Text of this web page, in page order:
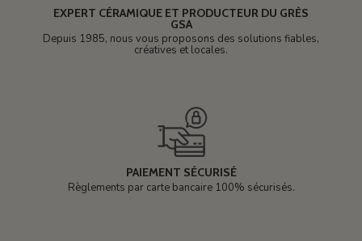
EXPERT CÉRAMIQUE ET PRODUCTEUR DU GRÈS
GSA
Depuis 1985, nous vous proposons des solutions fiables,
créatives et locales.
PAIEMENT SÉCURISÉ
Règlements par carte bancaire 100% sécurisés.